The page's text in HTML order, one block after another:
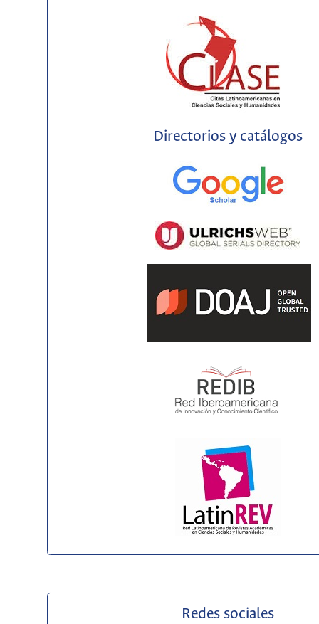
Directorios y catálogos
Redes sociales